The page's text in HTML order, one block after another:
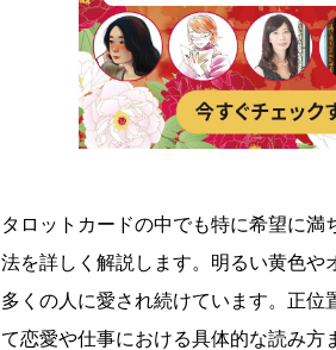
タロットカードの中でも特に希望に
法を詳しく解説します。明るい黄色
多くの人に愛され続けています。正
て恋愛や仕事における具体的な読み